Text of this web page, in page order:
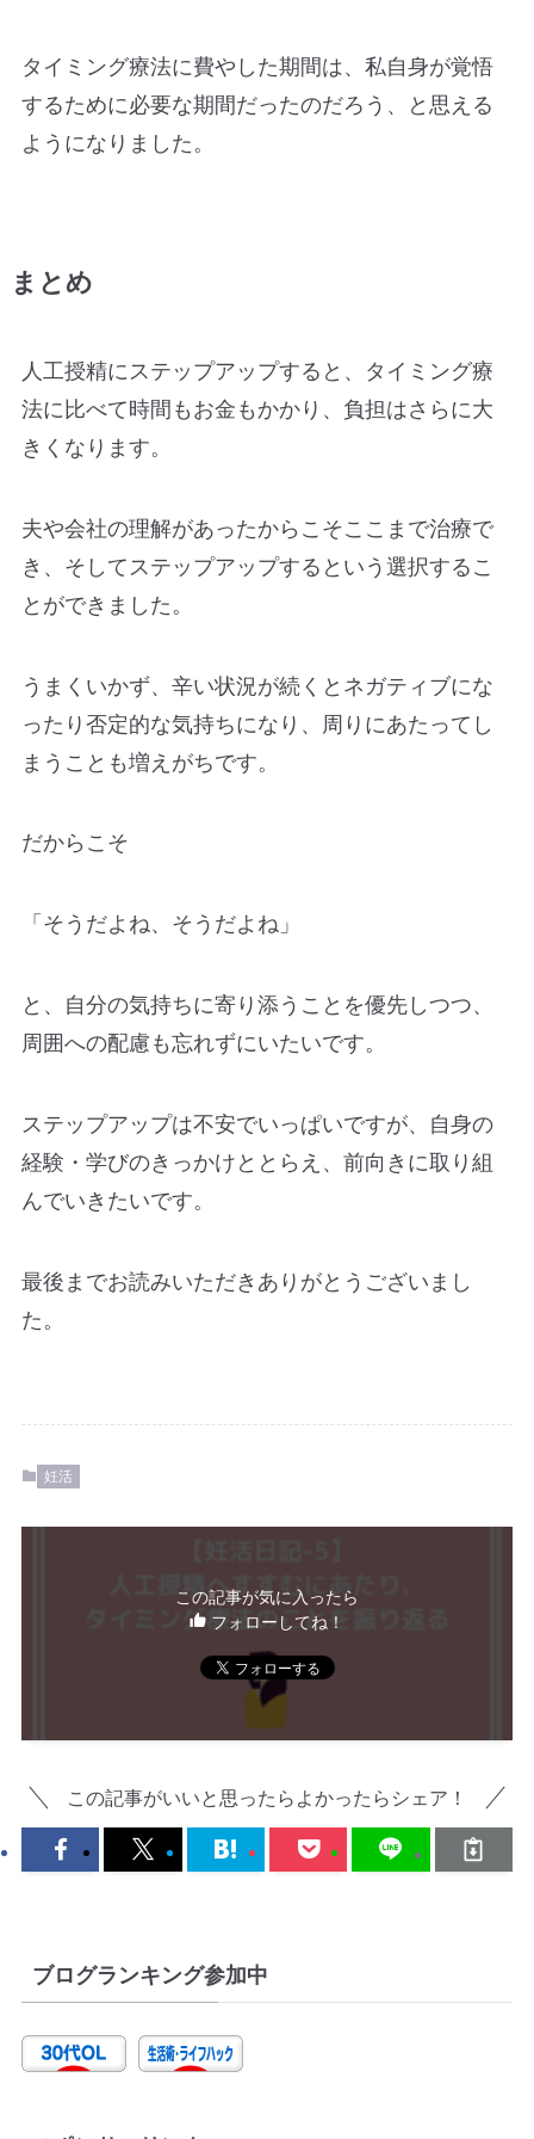
タイミング療法に費やした期間は、私自身が覚悟
するために必要な期間だったのだろう、と思える
ようになりました。
まとめ
人工授精にステップアップすると、タイミング療
法に比べて時間もお金もかかり、負担はさらに大
きくなります。
夫や会社の理解があったからこそここまで治療で
き、そしてステップアップするという選択するこ
とができました。
うまくいかず、辛い状況が続くとネガティブにな
ったり否定的な気持ちになり、周りにあたってし
まうことも増えがちです。
だからこそ
「そうだよね、そうだよね」
と、自分の気持ちに寄り添うことを優先しつつ、
周囲への配慮も忘れずにいたいです。
ステップアップは不安でいっぱいですが、自身の
経験・学びのきっかけととらえ、前向きに取り組
んでいきたいです。
最後までお読みいただきありがとうございまし
た。
妊活
この記事が気に入ったら
フォローしてね！
この記事がいいと思ったらよかったらシェア！
ブログランキング参加中